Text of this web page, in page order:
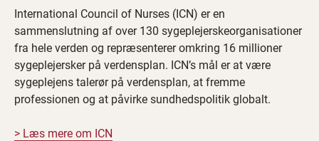
International Council of Nurses (ICN) er en
sammenslutning af over 130 sygeplejerskeorganisationer
fra hele verden og repræsenterer omkring 16 millioner
sygeplejersker på verdensplan. ICN’s mål er at være
sygeplejens talerør på verdensplan, at fremme
professionen og at påvirke sundhedspolitik globalt. ​
> Læs mere om ICN